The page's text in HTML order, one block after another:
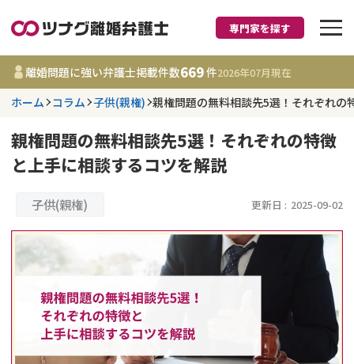
離婚に強い弁護士
都道府県を選択
事務所 669
件
更新日 :
離婚前相談
費用相場
専門家を探す
離婚問題に強い弁護士掲載件数669件2026年07月現在
ホーム コラム 子供(親権) 親権問題の無料相談先5選！それぞれ
親権問題の無料相談先5選！それぞれの特徴
と上手に相談するコツを解説
子供(親権) 更新日 : 2025-09-02